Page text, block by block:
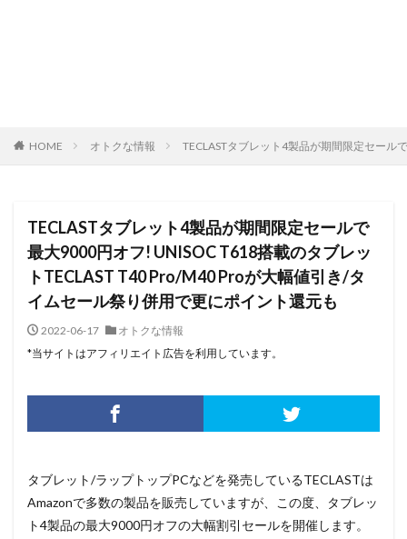
HOME オトクな情報 TECLASTタブレット4製品が期間限定セール
TECLASTタブレット4製品が期間限定セールで
最大9000円オフ! UNISOC T618搭載のタブレッ
トTECLAST T40 Pro/M40 Proが大幅値引き/タ
イムセール祭り併用で更にポイント還元も
2022-06-17
オトクな情報
*当サイトはアフィリエイト広告を利用しています。
タブレット/ラップトップPCなどを発売しているTECLASTは
Amazonで多数の製品を販売していますが、この度、タブレッ
ト4製品の最大9000円オフの大幅割引セールを開催します。